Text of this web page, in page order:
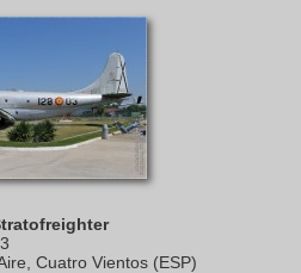
Cuatro Vientos (ESP)